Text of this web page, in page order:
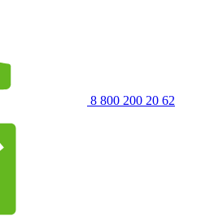
8 800 200 20 62